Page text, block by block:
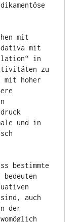
mit
mit
in
zu
mit hoher
und in
bestimmte
bedeuten
auch
der